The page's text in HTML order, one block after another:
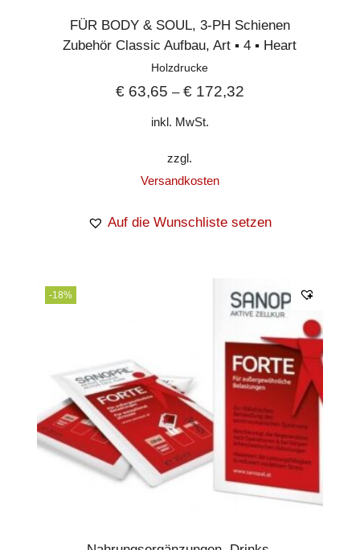
FÜR BODY & SOUL, 3-PH Schienen
Zubehör Classic Aufbau,Art ▪︎ 4 ▪︎ Heart
Holzdrucke
€63,65 – €172,32
inkl. MwSt.
zzgl.
Versandkosten
Auf die Wunschliste setzen
-18%